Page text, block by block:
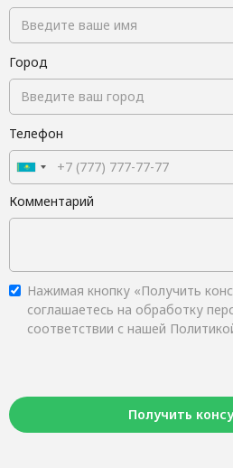
Город
Телефон
Комментарий
Нажимая кнопку «Получить
соглашаетесь на обработку
соответствии с нашей